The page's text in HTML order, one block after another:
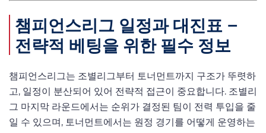
챔피언스리그 일정과 대진표 –
전략적 베팅을 위한 필수 정보
챔피언스리그는 조별리그부터 토너먼트까지 구조가 뚜렷하
고, 일정이 분산되어 있어 전략적 접근이 중요합니다. 조별리
그 마지막 라운드에서는 순위가 결정된 팀이 전력 투입을 줄
일 수 있으며, 토너먼트에서는 원정 경기를 어떻게 운영하는